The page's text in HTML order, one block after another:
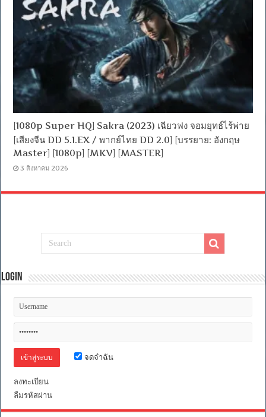
[1080p Super HQ] Sakra (2023) เฉียวฟง จอมยุทธ์ไร้พ่าย
[เสียงจีน DD 5.1.EX / พากย์ไทย DD 2.0] [บรรยาย: อังกฤษ
Master] [1080p] [MKV] [MASTER]
3 สิงหาคม 2026
Login
จดจำฉัน
ลงทะเบียน
ลืมรหัสผ่าน